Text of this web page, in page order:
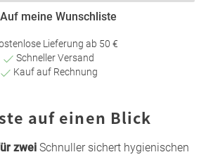
Auf meine Wunschliste
Lieferung ab 50 €
Schneller Versand
Kauf auf Rechnung
auf einen Blick
zwei Schnuller sichert hygienischen